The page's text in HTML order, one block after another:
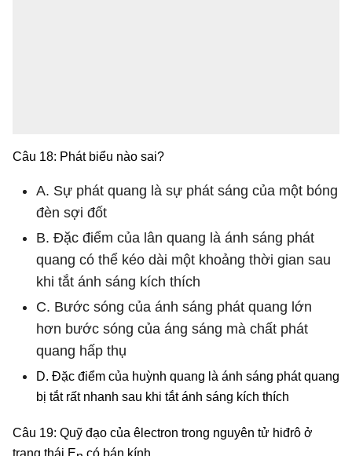
Câu 18: Phát biểu nào sai?
A. Sự phát quang là sự phát sáng của một bóng
đèn sợi đốt
B. Đặc điểm của lân quang là ánh sáng phát
quang có thể kéo dài một khoảng thời gian sau
khi tắt ánh sáng kích thích
C. Bước sóng của ánh sáng phát quang lớn
hơn bước sóng của áng sáng mà chất phát
quang hấp thụ
D. Đặc điểm của huỳnh quang là ánh sáng phát quang
bị tắt rất nhanh sau khi tắt ánh sáng kích thích
Câu 19: Quỹ đạo của êlectron trong nguyên tử hiđrô ở
trạng thái E
có bán kính